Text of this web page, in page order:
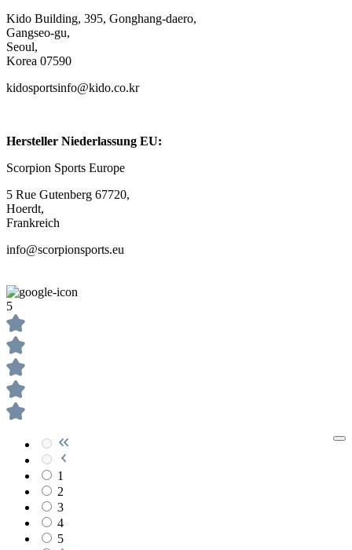
Kido Building, 395, Gonghang-daero,
Gangseo-gu,
Seoul,
Korea 07590
kidosportsinfo@kido.co.kr
Hersteller Niederlassung EU:
Scorpion Sports Europe
5 Rue Gutenberg 67720,
Hoerdt,
Frankreich
info@scorpionsports.eu
5
1
2
3
4
5